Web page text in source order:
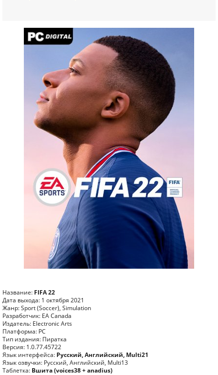
Название: FIFA 22
Дата выхода: 1 октября 2021
Жанр: Sport (Soccer), Simulation
Разработчик: EA Canada
Издатель: Electronic Arts
Платформа: PC
Тип издания: Пиратка
Версия: 1.0.77.45722
Язык интерфейса: Русский, Английский, Multi21
Язык озвучки: Русский, Английский, Multi13
Таблетка: Вшита (voices38 + anadius)